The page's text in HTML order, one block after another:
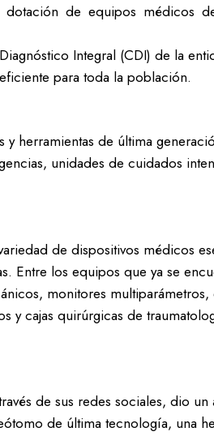
de equipos médicos
Integral (CDI) de la
para toda la población.
herramientas de última
unidades de cuidados
de dispositivos médicos
Entre los equipos que ya se
monitores
y cajas quirúrgicas de
de sus redes sociales, dio un
de última tecnología, una